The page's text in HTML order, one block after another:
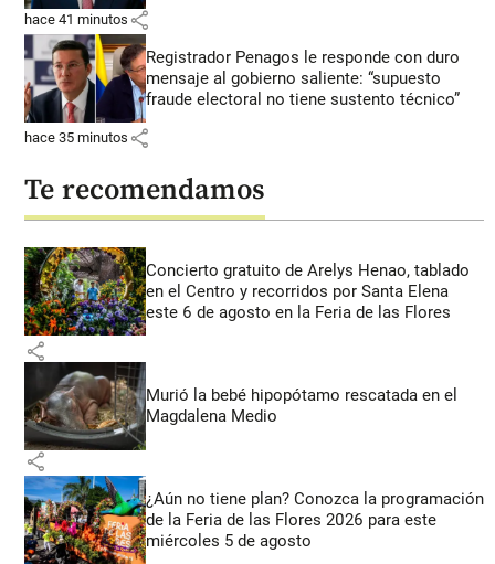
hace 41 minutos share
Registrador Penagos le responde con duro
mensaje al gobierno saliente: “supuesto
fraude electoral no tiene sustento técnico”
hace 35 minutos share
Te recomendamos
Concierto gratuito de Arelys Henao, tablado
en el Centro y recorridos por Santa Elena
este 6 de agosto en la Feria de las Flores
share
Murió la bebé hipopótamo rescatada en el
Magdalena Medio
share
¿Aún no tiene plan? Conozca la programación
de la Feria de las Flores 2026 para este
miércoles 5 de agosto